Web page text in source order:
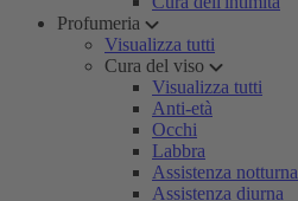
Profumeria
Visualizza tutti
Cura del viso
Visualizza tutti
Anti-età
Occhi
Labbra
Assistenza notturna
Assistenza diurna